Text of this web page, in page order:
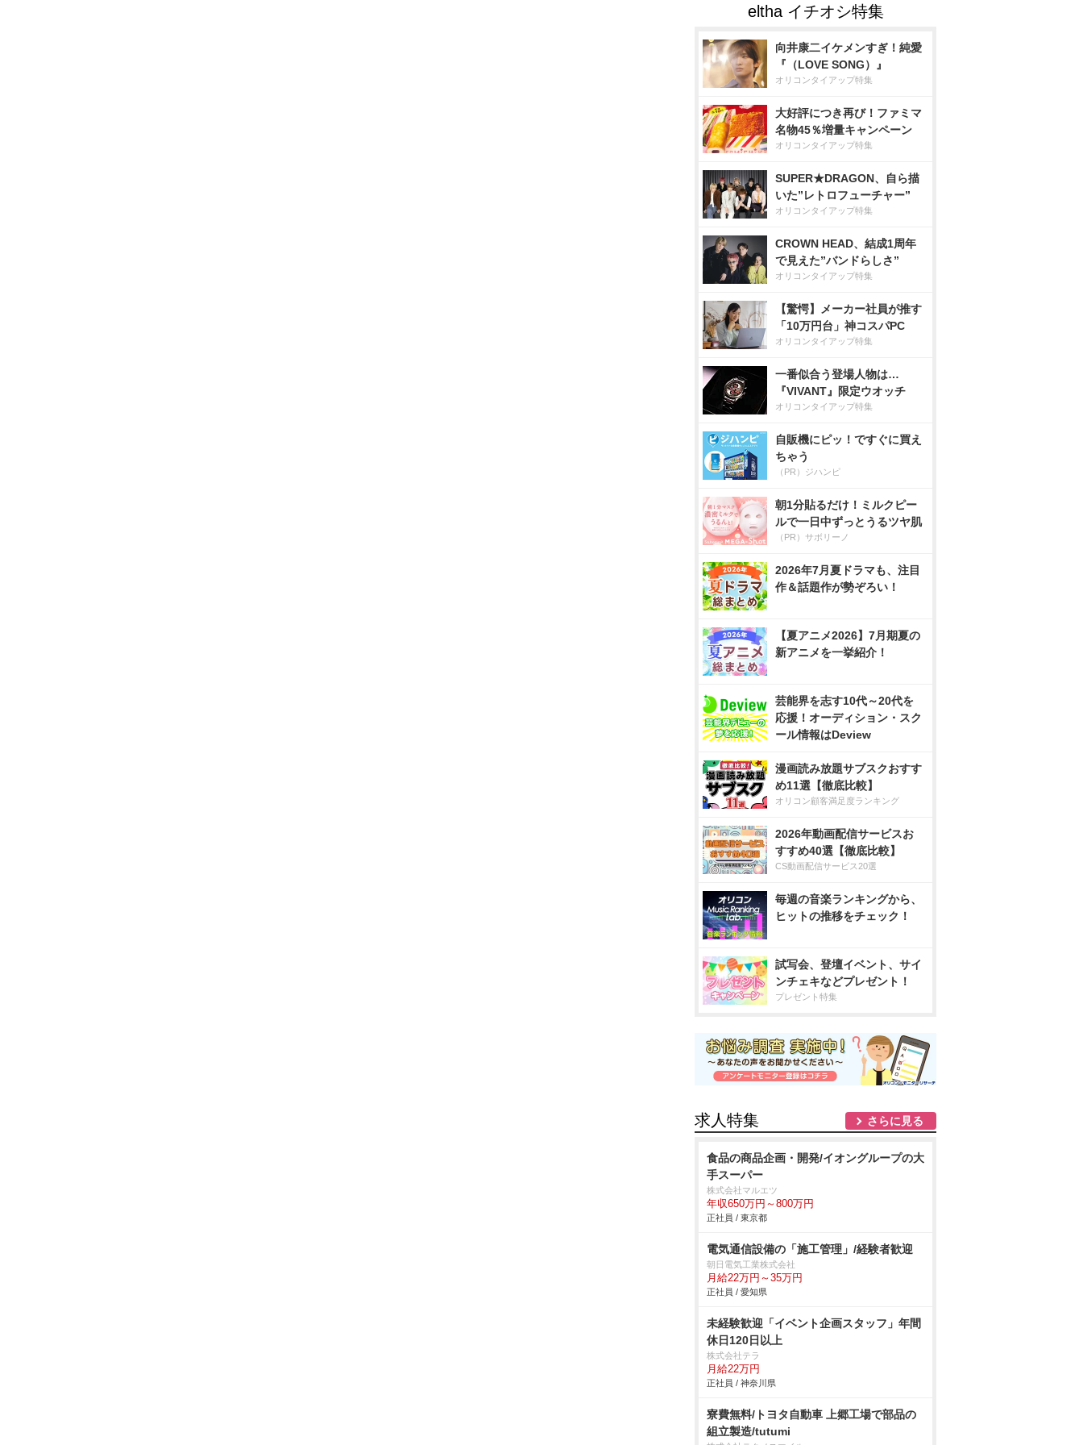
向井康二イケメンすぎ！純愛
『（LOVE SONG）』
オリコンタイアップ特集
大好評につき再び！ファミマ
名物45％増量キャンペーン
オリコンタイアップ特集
SUPER★DRAGON、自ら描
いた”レトロフューチャー”
オリコンタイアップ特集
CROWN HEAD、結成1周年
で見えた”バンドらしさ”
オリコンタイアップ特集
【驚愕】メーカー社員が推す
「10万円台」神コスパPC
オリコンタイアップ特集
一番似合う登場人物は…
『VIVANT』限定ウオッチ
オリコンタイアップ特集
自販機にピッ！ですぐに買え
ちゃう
（PR）ジハンピ
朝1分貼るだけ！ミルクピー
ルで一日中ずっとうるツヤ肌
（PR）サボリーノ
2026年7月夏ドラマも、注目
作＆話題作が勢ぞろい！
【夏アニメ2026】7月期夏の
新アニメを一挙紹介！
芸能界を志す10代～20代を
応援！オーディション・スク
ール情報はDeview
漫画読み放題サブスクおすす
め11選【徹底比較】
オリコン顧客満足度ランキング
2026年動画配信サービスお
すすめ40選【徹底比較】
CS動画配信サービス20選
毎週の音楽ランキングから、
ヒットの推移をチェック！
試写会、登壇イベント、サイ
ンチェキなどプレゼント！
プレゼント特集
求人特集 さらに見る
食品の商品企画・開発/イオングループの大
手スーパー
株式会社マルエツ
年収650万円～800万円
正社員 / 東京都
電気通信設備の「施工管理」/経験者歓迎
朝日電気工業株式会社
月給22万円～35万円
正社員 / 愛知県
未経験歓迎「イベント企画スタッフ」年間
休日120日以上
株式会社テラ
月給22万円
正社員 / 神奈川県
寮費無料/トヨタ自動車 上郷工場で部品の
組立製造/tutumi